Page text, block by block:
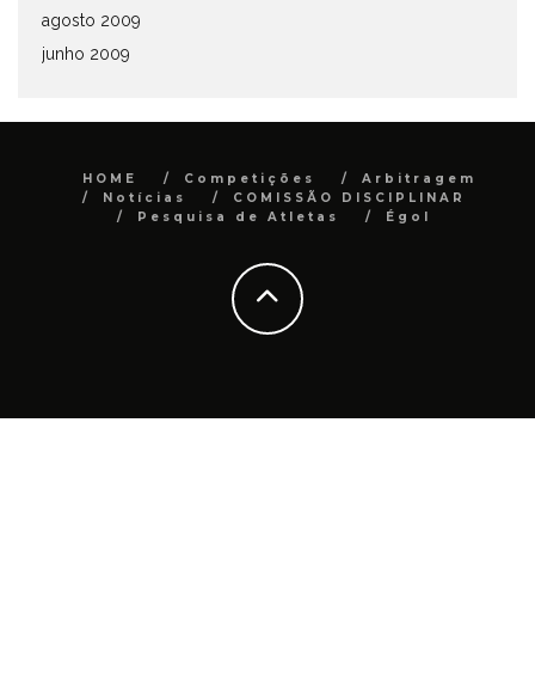
agosto 2009
junho 2009
HOME Competições
Arbitragem
Notícias
COMISSÃO DISCIPLINAR
Pesquisa de Atletas
Égol